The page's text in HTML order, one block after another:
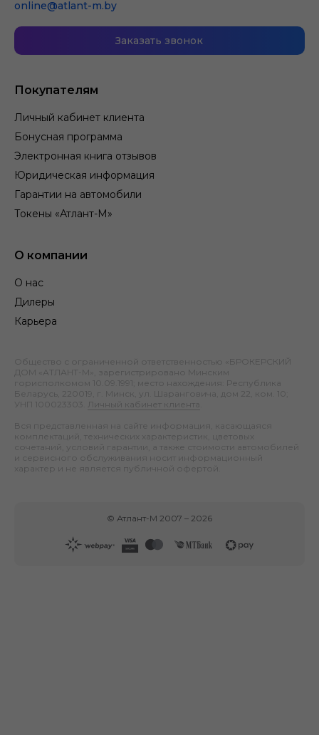
Покупателям
Личный кабинет клиента
Бонусная программа
Электронная книга отзывов
Юридическая информация
Гарантии на автомобили
Токены «Атлант-М»
О компании
О нас
Дилеры
Карьера
online@atlant-m.by
Заказать звонок
Общество с ограниченной ответственностью «БРОКЕРСКИЙ
ДОМ «АТЛАНТ-М», зарегистрировано Минским
горисполкомом 10.09.1991; место нахождения: Республика
Беларусь, 220019, г. Минск, ул. Шаранговича, дом 22, ком. 10;
УНП 100023303.
Личный кабинет клиента
Вся представленная на сайте информация, касающаяся
комплектаций, технических характеристик, цветовых
сочетаний, условий гарантии, а также стоимости автомобилей
и сервисного обслуживания носит информационный
характер и не является публичной офертой.
© Атлант-М 2007 – 2026